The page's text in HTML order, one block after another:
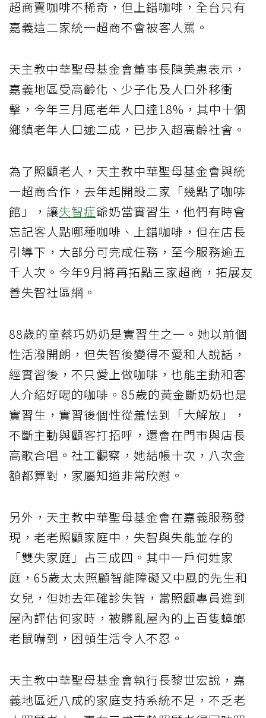
超商賣咖啡不稀奇，但上錯咖啡，全台只有
嘉義這二家統一超商不會被客人罵。
天主教中華聖母基金會董事長陳美惠表示，
嘉義地區受高齡化、少子化及人口外移衝
擊，今年三月底老年人口達18%，其中十個
鄉鎮老年人口逾二成，已步入超高齡社會。
為了照顧老人，天主教中華聖母基金會與統
一超商合作，去年起開設二家「幾點了咖啡
館」，讓失智症爺奶當實習生，他們有時會
忘記客人點哪種咖啡、上錯咖啡，但在店長
引導下，大部分可完成任務，至今服務逾五
千人次。今年9月將再拓點三家超商，拓展友
善失智社區網。
88歲的童蔡巧奶奶是實習生之一。她以前個
性活潑開朗，但失智後變得不愛和人說話，
經實習後，不只愛上做咖啡，也能主動和客
人介紹好喝的咖啡。85歲的黃金斷奶奶也是
實習生，實習後個性從羞怯到「大解放」，
不斷主動與顧客打招呼，還會在門市與店長
高歌合唱。社工觀察，她結帳十次，八次金
額都算對，家屬知道非常欣慰。
另外，天主教中華聖母基金會在嘉義服務發
現，老老照顧家庭中，失智與失能並存的
「雙失家庭」占三成四。其中一戶何姓家
庭，65歲太太照顧智能障礙又中風的先生和
女兒，但她去年確診失智，當照顧專員進到
屋內評估何家時，被髒亂屋內的上百隻蟑螂
老鼠嚇到，困頓生活令人不忍。
天主教中華聖母基金會執行長黎世宏說，嘉
義地區近八成的家庭支持系統不足，不乏老